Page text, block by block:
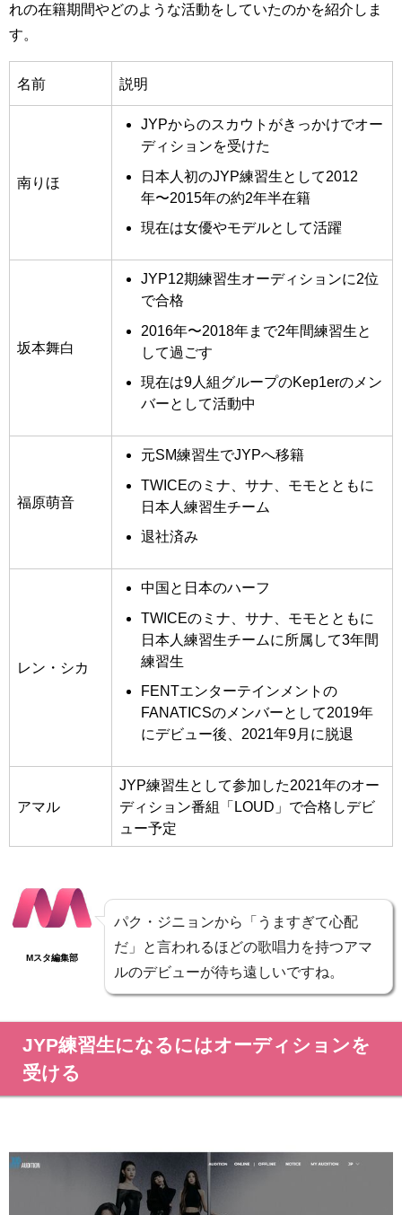
れの在籍期間やどのような活動をしていたのかを紹介しま
す。
名前 説明
南りほ
JYPからのスカウトがきっかけでオー
ディションを受けた
日本人初のJYP練習生として2012
年〜2015年の約2年半在籍
現在は女優やモデルとして活躍
坂本舞白
JYP12期練習生オーディションに2位
で合格
2016年〜2018年まで2年間練習生と
して過ごす
現在は9人組グループのKep1erのメン
バーとして活動中
福原萌音
元SM練習生でJYPへ移籍
TWICEのミナ、サナ、モモとともに
日本人練習生チーム
退社済み
レン・シカ
中国と日本のハーフ
TWICEのミナ、サナ、モモとともに
日本人練習生チームに所属して3年間
練習生
FENTエンターテインメントの
FANATICSのメンバーとして2019年
にデビュー後、2021年9月に脱退
アマル
JYP練習生として参加した2021年のオー
ディション番組「LOUD」で合格しデビ
ュー予定
Mスタ編集部
パク・ジニョンから「うますぎて心配
だ」と言われるほどの歌唱力を持つアマ
ルのデビューが待ち遠しいですね。
JYP練習生になるにはオーディションを
受ける